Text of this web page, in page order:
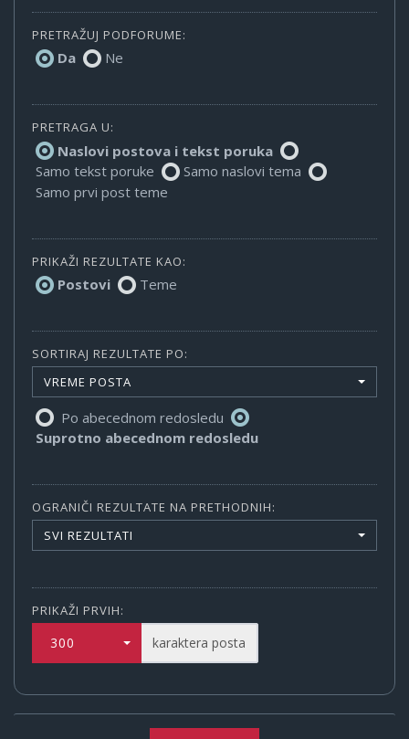
PRETRAŽUJ PODFORUME:
Da Ne
PRETRAGA U:
Naslovi postova i tekst poruka
Samo tekst poruke
Samo naslovi tema
Samo prvi post teme
PRIKAŽI REZULTATE KAO:
Postovi Teme
SORTIRAJ REZULTATE PO:
VREME POSTA
Po abecednom redosledu
Suprotno abecednom redosledu
OGRANIČI REZULTATE NA PRETHODNIH:
SVI REZULTATI
PRIKAŽI PRVIH:
300 karaktera posta